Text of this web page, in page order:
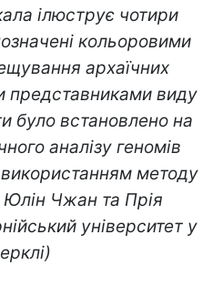
ілюструє чотири
кольоровими
архаїчних
представниками виду
було встановлено на
аналізу геномів
методу
Юлін Чжан та Прія
університет у